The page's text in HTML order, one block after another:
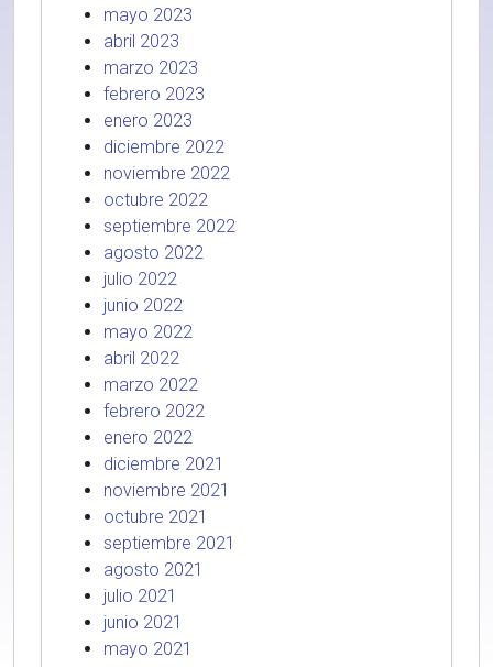
mayo 2023
abril 2023
marzo 2023
febrero 2023
enero 2023
diciembre 2022
noviembre 2022
octubre 2022
septiembre 2022
agosto 2022
julio 2022
junio 2022
mayo 2022
abril 2022
marzo 2022
febrero 2022
enero 2022
diciembre 2021
noviembre 2021
octubre 2021
septiembre 2021
agosto 2021
julio 2021
junio 2021
mayo 2021